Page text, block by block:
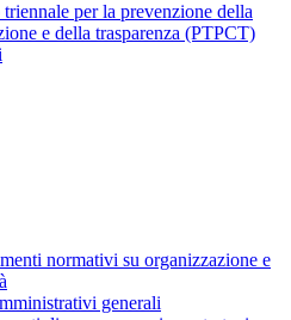
triennale per la prevenzione della
e della trasparenza (PTPCT)
normativi su organizzazione e
generali